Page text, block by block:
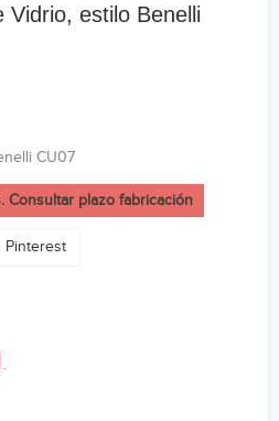
Vidrio, estilo Benelli
CU07
Consultar plazo fabricación
Pinterest